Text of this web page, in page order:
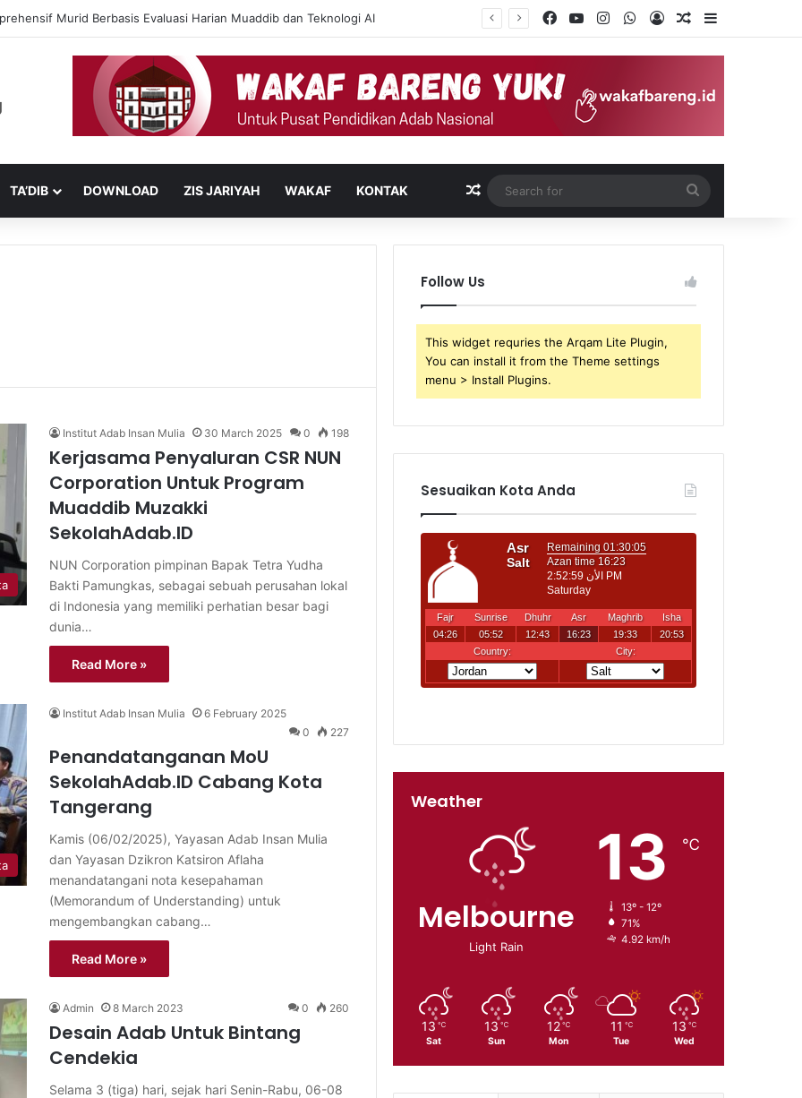
Murid Berbasis Evaluasi Harian Muaddib dan Teknologi AI Facebook
YouTubeInstagramWhatsApp
Log InRandom Article
Sidebar
TA’DIB DOWNLOAD ZIS JARIYAH WAKAF KONTAK Random Article
for
Institut Adab Insan Mulia 30 March 2025 0 198
Kerjasama Penyaluran CSR NUN
Corporation Untuk Program
Muaddib Muzakki
SekolahAdab.ID
NUN Corporation pimpinan Bapak Tetra Yudha
Bakti Pamungkas, sebagai sebuah perusahan lokal
di Indonesia yang memiliki perhatian besar bagi
dunia…
Read More »
Institut Adab Insan Mulia
6 February 2025
0
227
Penandatanganan MoU
SekolahAdab.ID Cabang Kota
Tangerang
Kamis (06/02/2025), Yayasan Adab Insan Mulia
dan Yayasan Dzikron Katsiron Aflaha
menandatangani nota kesepahaman
(Memorandum of Understanding) untuk
mengembangkan cabang…
Read More »
Admin 8 March 2023 0 260
Desain Adab Untuk Bintang
Cendekia
Selama 3 (tiga) hari, sejak hari Senin-Rabu, 06-08
Follow Us
This widget requries the Arqam Lite Plugin,
You can install it from the Theme settings
menu > Install Plugins.
Sesuaikan Kota Anda
Weather
Melbourne
Light Rain
13 ℃
13º - 12º
71%
4.92 km/h
13 ℃
Sat
13 ℃
Sun
12 ℃
Mon
11 ℃
Tue
13 ℃
Wed